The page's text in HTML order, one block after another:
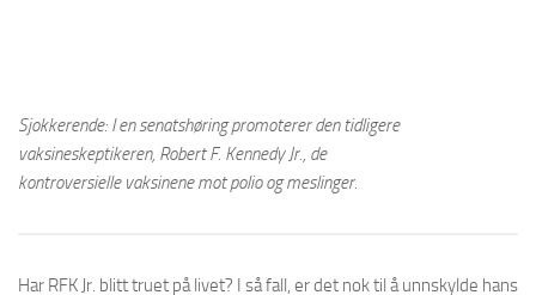
Sjokkerende: I en senatshøring promoterer den tidligere
vaksineskeptikeren, Robert F. Kennedy Jr., de
kontroversielle vaksinene mot polio og meslinger.
Har RFK Jr. blitt truet på livet? I så fall, er det nok til å unnskylde hans